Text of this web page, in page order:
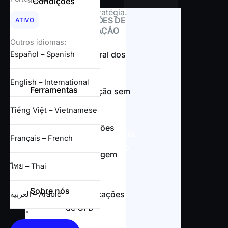
estratégia.
Explore
Ferramentas
Visão geral semanal
Análise técnica diária
Comentário de mercado
Notícias e análises
Sobre nós
Sobre OnEquity
Notícias da empresa
CONDIÇÕES DE
NEGOCIAÇÃO
Visão geral dos
spreads
Negociação sem
Informações
sobre
alavancagem
Especificações
de CFD
ATIVO
Outros idiomas:
Español – Spanish
English – International
Tiếng Việt – Vietnamese
Français – French
ไทย – Thai
العربية – Arabic